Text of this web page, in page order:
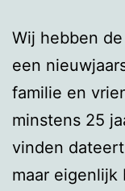
Wij hebben
een
familie en
minstens 25
vinden dateert
maar